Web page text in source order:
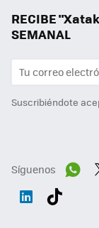
RECIBE
SEMANAL
Suscribiéndote
Síguenos